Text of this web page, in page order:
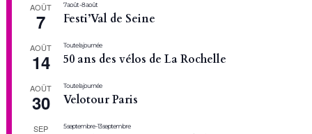
AOÛT
7
7 août-8 août
Festi’Val de Seine
AOÛT
14
Toute la journée
50 ans des vélos de La Rochelle
AOÛT
30
Toute la journée
Velotour Paris
SEP 5 septembre-13 septembre